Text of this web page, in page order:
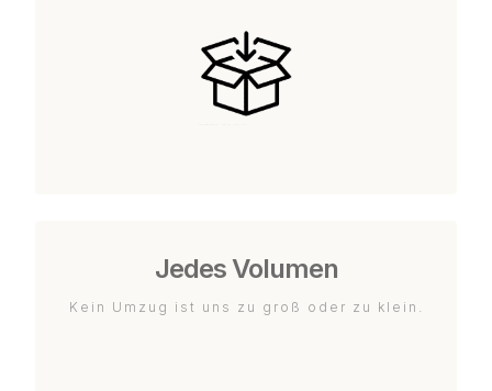
Jedes Volumen
Kein Umzug ist uns zu groß oder zu klein.